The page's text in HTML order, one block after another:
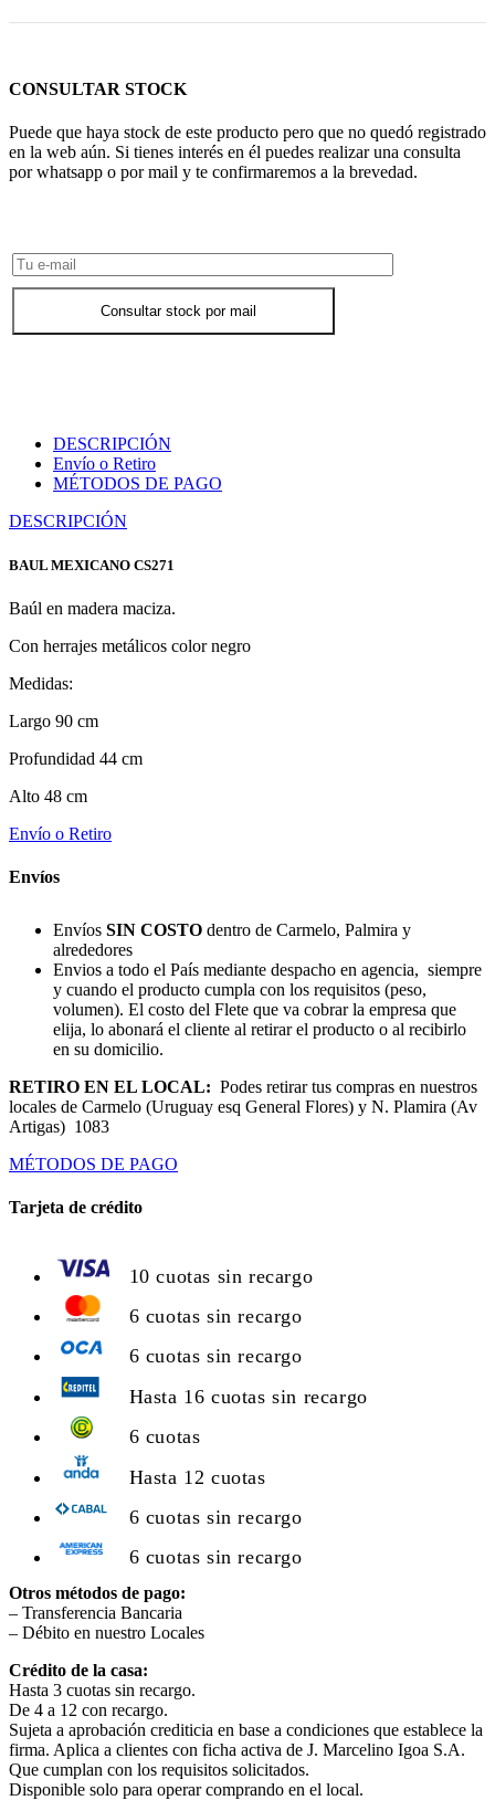
CONSULTAR STOCK
Puede que haya stock de este producto pero que no quedó registrado
en la web aún. Si tienes interés en él puedes realizar una consulta
por whatsapp o por mail y te confirmaremos a la brevedad.
Consultar stock por mail
DESCRIPCIÓN
Envío o Retiro
MÉTODOS DE PAGO
DESCRIPCIÓN
BAUL MEXICANO CS271
Baúl en madera maciza.
Con herrajes metálicos color negro
Medidas:
Largo 90 cm
Profundidad 44 cm
Alto 48 cm
Envío o Retiro
Envíos
Envíos SIN COSTO dentro de Carmelo, Palmira y
alrededores
Envios a todo el País mediante despacho en agencia, siempre
y cuando el producto cumpla con los requisitos (peso,
volumen). El costo del Flete que va cobrar la empresa que
elija, lo abonará el cliente al retirar el producto o al recibirlo
en su domicilio.
RETIRO EN EL LOCAL: Podes retirar tus compras en nuestros
locales de Carmelo (Uruguay esq General Flores) y N. Plamira (Av
Artigas) 1083
MÉTODOS DE PAGO
Tarjeta de crédito
10 cuotas sin recargo
6 cuotas sin recargo
6 cuotas sin recargo
Hasta 16 cuotas sin recargo
6 cuotas
Hasta 12 cuotas
6 cuotas sin recargo
6 cuotas sin recargo
Otros métodos de pago:
– Transferencia Bancaria
– Débito en nuestro Locales
Crédito de la casa:
Hasta 3 cuotas sin recargo.
De 4 a 12 con recargo.
Sujeta a aprobación crediticia en base a condiciones que establece la
firma. Aplica a clientes con ficha activa de J. Marcelino Igoa S.A.
Que cumplan con los requisitos solicitados.
Disponible solo para operar comprando en el local.